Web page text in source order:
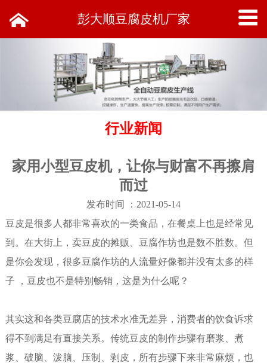
彭大顺豆腐皮机厂家
行业新闻
家用小型豆皮机，让你与财富不再擦肩
而过
发布时间 ：2021-05-14
豆皮是很多人都非常喜欢的一类食品，在餐桌上也是经常见
到。在大街上，卖豆皮的摊贩、豆腐作坊也是数不胜数。但
是你会发现，很多豆腐作坊的人流量好像都并没有太多的样
子 ，豆皮也不是特别畅销，这是为什么呢？
其实这和各类豆腐店的技术水准无差异，消费者的饮食诉求
得不到满足有直接关系。传统豆皮的制作步骤有磨浆、煮
浆、破脑、泼脑、压制、剥皮，所有步骤下来非常麻烦，也